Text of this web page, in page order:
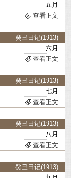
五月
查看正文
癸丑日记(1913)
六月
查看正文
癸丑日记(1913)
七月
查看正文
癸丑日记(1913)
八月
查看正文
癸丑日记(1913)